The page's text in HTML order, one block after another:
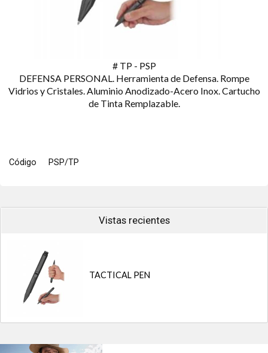
# TP - PSP
DEFENSA PERSONAL. Herramienta de Defensa. Rompe
Vidrios y Cristales. Aluminio Anodizado-Acero Inox. Cartucho
de Tinta Remplazable.
Código PSP/TP
Vistas recientes
TACTICAL PEN